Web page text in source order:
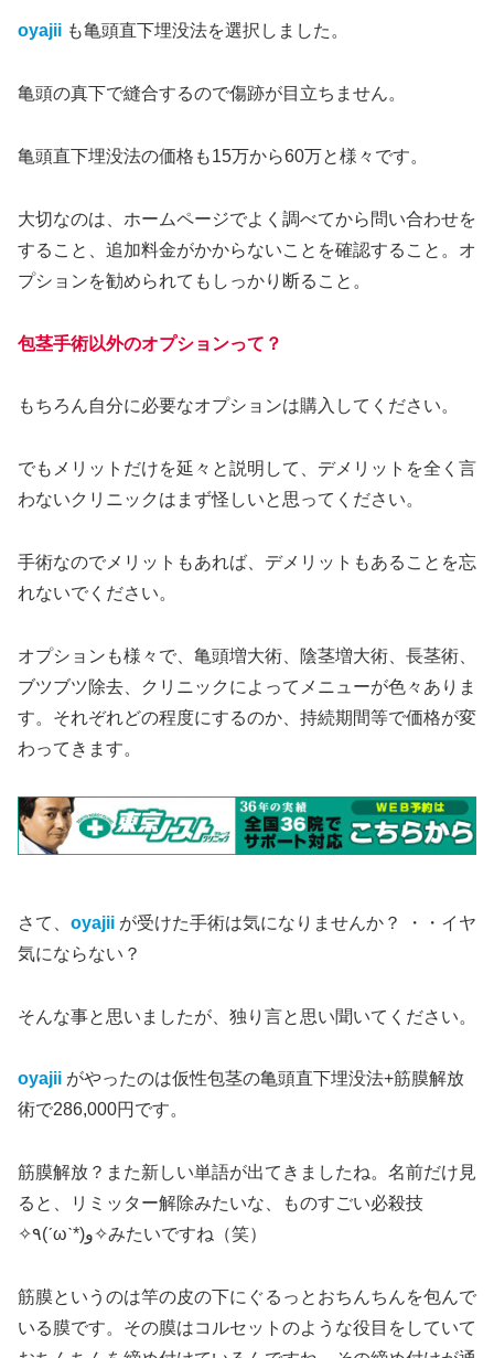
oyajii も亀頭直下埋没法を選択しました。
亀頭の真下で縫合するので傷跡が目立ちません。
亀頭直下埋没法の価格も15万から60万と様々です。
大切なのは、ホームページでよく調べてから問い合わせを
すること、追加料金がかからないことを確認すること。オ
プションを勧められてもしっかり断ること。
包茎手術以外のオプションって？
もちろん自分に必要なオプションは購入してください。
でもメリットだけを延々と説明して、デメリットを全く言
わないクリニックはまず怪しいと思ってください。
手術なのでメリットもあれば、デメリットもあることを忘
れないでください。
オプションも様々で、亀頭増大術、陰茎増大術、長茎術、
ブツブツ除去、クリニックによってメニューが色々ありま
す。それぞれどの程度にするのか、持続期間等で価格が変
わってきます。
さて、 oyajii が受けた手術は気になりませんか？ ・・イヤ
気にならない？
そんな事と思いましたが、独り言と思い聞いてください。
oyajii がやったのは仮性包茎の亀頭直下埋没法+筋膜解放
術で286,000円です。
筋膜解放？また新しい単語が出てきましたね。名前だけ見
ると、リミッター解除みたいな、ものすごい必殺技
✧٩(ˊωˋ*)و✧みたいですね（笑）
筋膜というのは竿の皮の下にぐるっとおちんちんを包んで
いる膜です。その膜はコルセットのような役目をしていて